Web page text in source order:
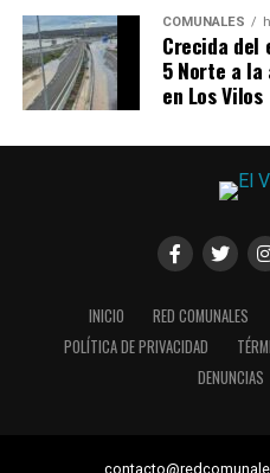
COMUNALES
Crecida del
5 Norte a
en Los Vilos
INICIO RED COMUNALES
POLÍTICA DE PRIVACIDAD
DENUNCIAS